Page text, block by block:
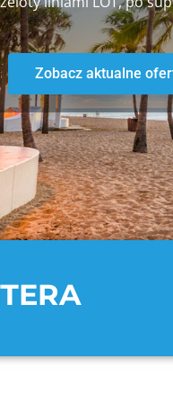
Zobacz aktualne